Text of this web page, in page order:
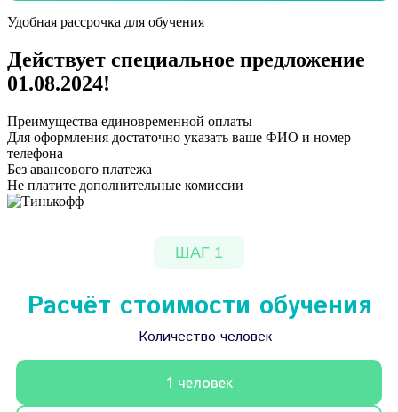
Удобная рассрочка для обучения
Действует специальное предложение
01.08.2024!
Преимущества единовременной оплаты
Для оформления достаточно указать ваше ФИО и номер
телефона
Без авансового платежа
Не платите дополнительные комиссии